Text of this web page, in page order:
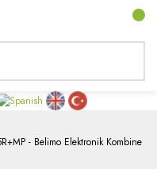
- Belimo Elektronik Kombine